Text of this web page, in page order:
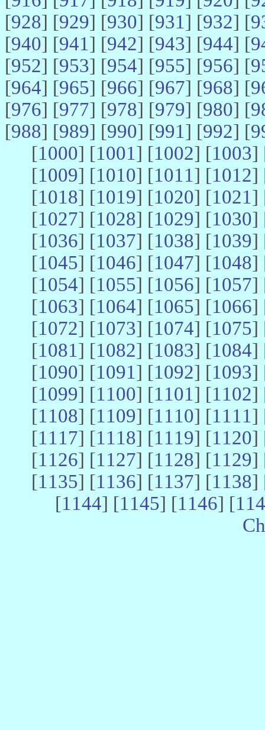
[928] [929] [930] [931] [932] [
[940] [941] [942] [943] [944] [
[952] [953] [954] [955] [956] [
[964] [965] [966] [967] [968] [
[976] [977] [978] [979] [980] [
[988] [989] [990] [991] [992] [
[1000] [1001] [1002] [1003]
[1009] [1010] [1011] [1012]
[1018] [1019] [1020] [1021]
[1027] [1028] [1029] [1030]
[1036] [1037] [1038] [1039]
[1045] [1046] [1047] [1048]
[1054] [1055] [1056] [1057]
[1063] [1064] [1065] [1066]
[1072] [1073] [1074] [1075]
[1081] [1082] [1083] [1084]
[1090] [1091] [1092] [1093]
[1099] [1100] [1101] [1102]
[1108] [1109] [1110] [1111]
[1117] [1118] [1119] [1120]
[1126] [1127] [1128] [1129]
[1135] [1136] [1137] [1138]
[1144] [1145] [1146] [